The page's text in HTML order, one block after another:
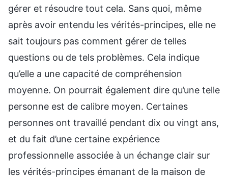
gérer et résoudre tout cela. Sans quoi, même
après avoir entendu les vérités-principes, elle ne
sait toujours pas comment gérer de telles
questions ou de tels problèmes. Cela indique
qu’elle a une capacité de compréhension
moyenne. On pourrait également dire qu’une telle
personne est de calibre moyen. Certaines
personnes ont travaillé pendant dix ou vingt ans,
et du fait d’une certaine expérience
professionnelle associée à un échange clair sur
les vérités-principes émanant de la maison de